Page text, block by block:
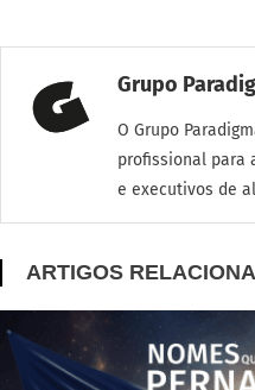
Grupo
O Grupo
profissional para
e executivos de
ARTIGOS